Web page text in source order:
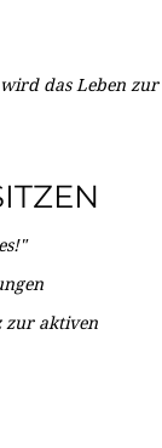
das Leben zur
zur aktiven